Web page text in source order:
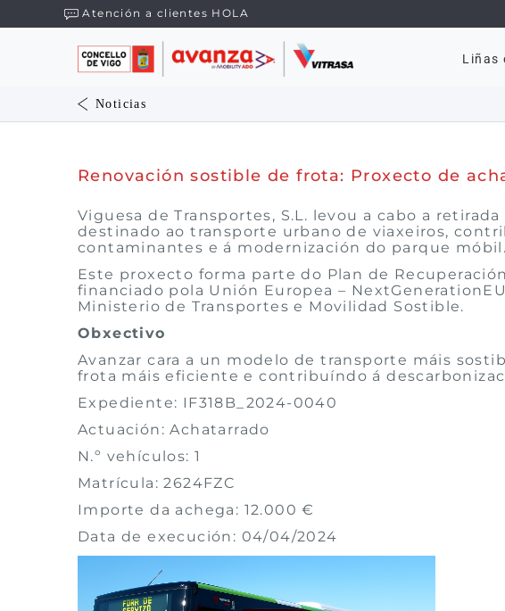
Atención a clientes HOLA
Liñas
Noticias
Renovación sostible de frota: Proxecto de
Viguesa de Transportes, S.L. levou a cabo a
destinado ao transporte urbano de viaxeiros,
contaminantes e á modernización do parque móbil.
Este proxecto forma parte do Plan de
financiado pola Unión Europea –
Ministerio de Transportes e Movilidad Sostible.
Obxectivo
Avanzar cara a un modelo de transporte máis
frota máis eficiente e contribuíndo á
Expediente: IF318B_2024-0040
Actuación: Achatarrado
N.º vehículos: 1
Matrícula: 2624FZC
Importe da achega: 12.000 €
Data de execución: 04/04/2024